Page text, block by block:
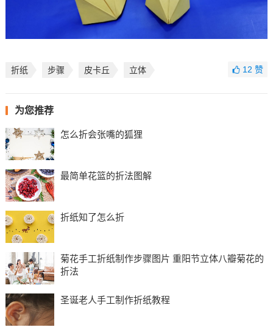
折纸 步骤 皮卡丘 立体 12赞
为您推荐
怎么折会张嘴的狐狸
最简单花篮的折法图解
折纸知了怎么折
菊花手工折纸制作步骤图片 重阳节立体八瓣菊花的
折法
圣诞老人手工制作折纸教程